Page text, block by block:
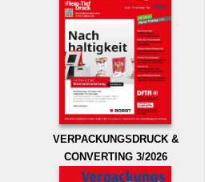
VERPACKUNGSDRUCK &
CONVERTING 3/2026